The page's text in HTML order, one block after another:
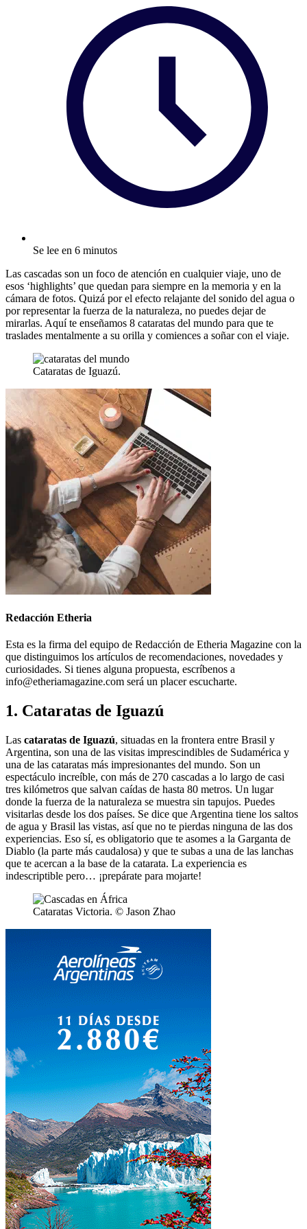
Se lee en 6 minutos
Las cascadas son un foco de atención en cualquier viaje, uno de
esos ‘highlights’ que quedan para siempre en la memoria y en la
cámara de fotos. Quizá por el efecto relajante del sonido del agua o
por representar la fuerza de la naturaleza, no puedes dejar de
mirarlas. Aquí te enseñamos 8 cataratas del mundo para que te
traslades mentalmente a su orilla y comiences a soñar con el viaje.
Cataratas de Iguazú.
Redacción Etheria
Esta es la firma del equipo de Redacción de Etheria Magazine con la
que distinguimos los artículos de recomendaciones, novedades y
curiosidades. Si tienes alguna propuesta, escríbenos a
info@etheriamagazine.com será un placer escucharte.
1. Cataratas de Iguazú
Las cataratas de Iguazú, situadas en la frontera entre Brasil y
Argentina, son una de las visitas imprescindibles de Sudamérica y
una de las cataratas más impresionantes del mundo. Son un
espectáculo increíble, con más de 270 cascadas a lo largo de casi
tres kilómetros que salvan caídas de hasta 80 metros. Un lugar
donde la fuerza de la naturaleza se muestra sin tapujos. Puedes
visitarlas desde los dos países. Se dice que Argentina tiene los saltos
de agua y Brasil las vistas, así que no te pierdas ninguna de las dos
experiencias. Eso sí, es obligatorio que te asomes a la Garganta de
Diablo (la parte más caudalosa) y que te subas a una de las lanchas
que te acercan a la base de la catarata. La experiencia es
indescriptible pero… ¡prepárate para mojarte!
Cataratas Victoria. © Jason Zhao